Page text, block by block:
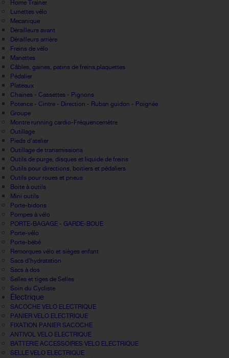
Home Trainer
Lunettes vélo
Mecanique
Dérailleurs avant
Dérailleurs arrière
Freins de vélo
Manettes
Câbles, gaines, patins de freins,plaquettes
Pédalier
Plateaux
Chaines - Cassettes - Pignons
Potence - Cintre - Direction - Ruban guidon - Poignée
Groupe
Montre running cardio-Fréquencemètre
Outillage
Pieds d'atelier
Outillage de transmissions
Outils de purge, disques et liquide de freins
Outils pour directions, boitiers et pédaliers
Outils pour roues et pneus
Boite à outils
Mini outils
Porte-bidons
Pompes à vélo
PORTE-BAGAGE - GARDE-BOUE
Porte-vélo
Porte-bébé
Remorques vélo et sièges enfant
Sacs d'hydratation
Sacs à dos
Selles et tiges de Selles
Soin du Cycliste
Électrique
SACOCHE VELO ELECTRIQUE
PANIER VELO ELECTRIQUE
FIXATION PANIER SACOCHE
ANTIVOL VELO ELECTRIQUE
BATTERIE ACCESSOIRES VELO ELECTRIQUE
SELLE VELO ELECTRIQUE